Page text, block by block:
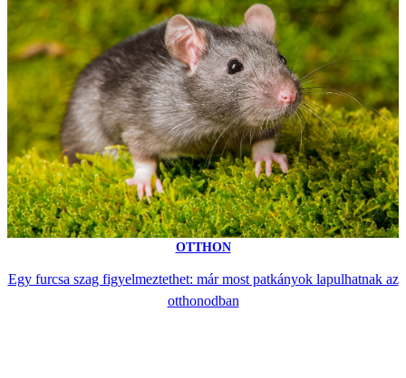
OTTHON
Egy furcsa szag figyelmeztethet: már most patkányok lapulhatnak az
otthonodban